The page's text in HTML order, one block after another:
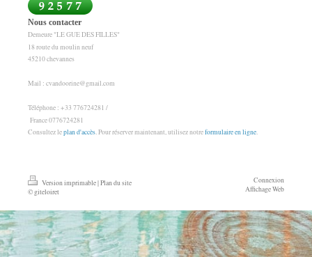
Nous contacter
Demeure "LE GUE DES FILLES"
18 route du moulin neuf
45210 chevannes
Mail : cvandoorine@gmail.com
Téléphone : +33 776724281 /
France 0776724281
Consultez leplan d'accès. Pour réserver maintenant, utilisez notreformulaire en ligne.
Version imprimable|Plan du site
© giteloiret
Connexion
Affichage Web